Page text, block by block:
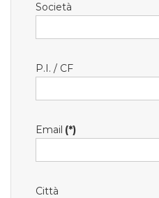
Società
P.I. / CF
Email (*)
Città